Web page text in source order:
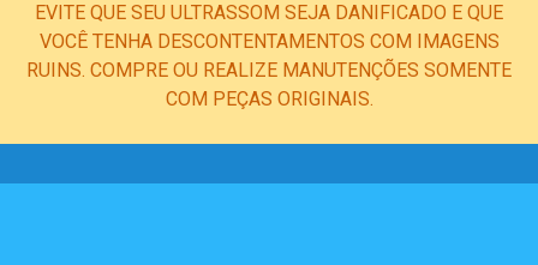
EVITE QUE SEU ULTRASSOM SEJA DANIFICADO E QUE
VOCÊ TENHA DESCONTENTAMENTOS COM IMAGENS
RUINS. COMPRE OU REALIZE MANUTENÇÕES SOMENTE
COM PEÇAS ORIGINAIS.